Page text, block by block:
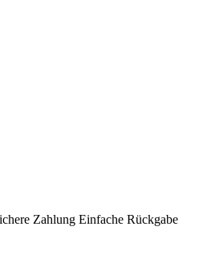
Zahlung Einfache Rückgabe